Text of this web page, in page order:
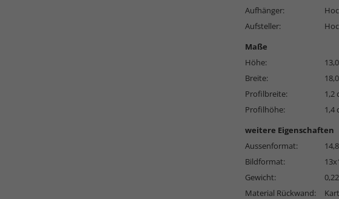
Aufhänger:
Aufsteller:
Maße
Höhe:
Breite:
Profilbreite:
1,2
Profilhöhe:
1,4
weitere Eigenschaften
Aussenformat:
Bildformat:
Gewicht:
Material Rückwand: